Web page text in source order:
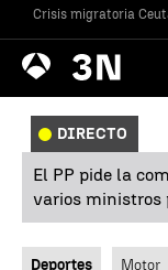
Crisis migratoria
Antena
3 Noticias
DIRECTO
El PP pide la
varios ministros
Deportes Motor